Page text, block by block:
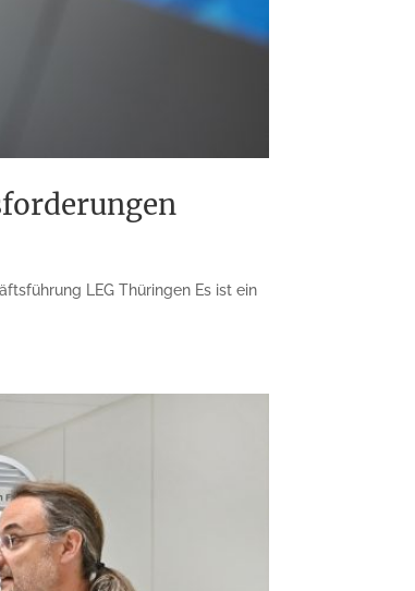
LEG Thüringen Es ist ein